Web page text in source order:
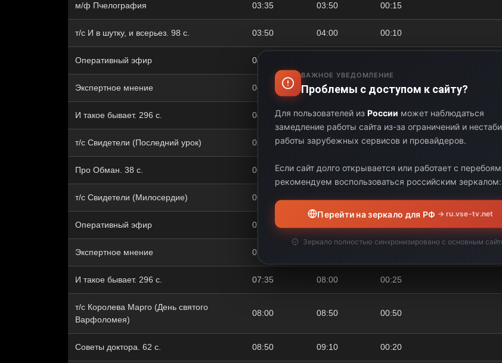
м/ф Пчелография 03:35 03:50 00:15
т/с И в шутку, и всерьез. 98 с. 03:50 04:00 00:10
Оперативный эфир 04:00
Экспертное мнение 04:30 04:35 00:05
И такое бывает. 296 с. 04:35 05:00 00:25
т/с Свидетели (Последний урок) 05:00 05:50 00:50
Про Обман. 38 с. 05:50 06:05 00:15
т/с Свидетели (Милосердие) 06:05
Оперативный эфир 07:00
Экспертное мнение 07:30
И такое бывает. 296 с. 07:35 08:00 00:25
т/с Королева Марго (День святого
Варфоломея)
08:00 08:50 00:50
Советы доктора. 62 с. 08:50 09:10 00:20
ВАЖНОЕ УВЕДОМЛЕНИЕ
Проблемы с доступом к сайту?
Для пользователей из России может наблюдаться
замедление работы сайта из-за ограничений и
работы зарубежных сервисов и провайдеров.
Если сайт долго открывается или работает с
рекомендуем воспользоваться российским зеркалом:
Перейти на зеркало для РФ → ru.vse-tv.net
Зеркало полностью синхронизировано с основным